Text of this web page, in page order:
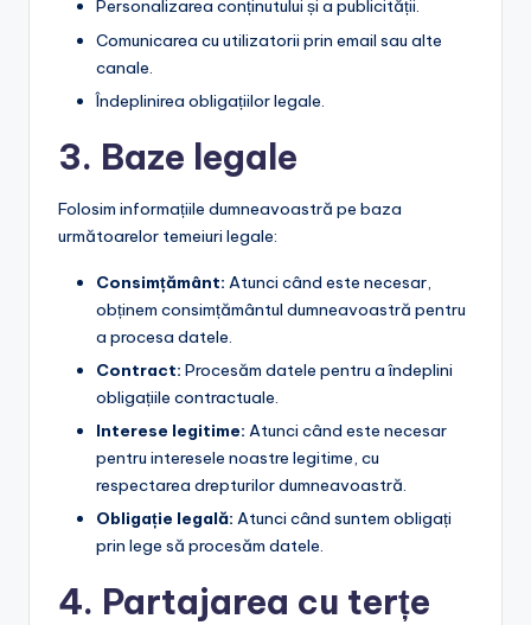
Personalizarea conținutului și a publicității.
Comunicarea cu utilizatorii prin email sau alte
canale.
Îndeplinirea obligațiilor legale.
3. Baze legale
Folosim informațiile dumneavoastră pe baza
următoarelor temeiuri legale:
Consimțământ: Atunci când este necesar,
obținem consimțământul dumneavoastră pentru
a procesa datele.
Contract: Procesăm datele pentru a îndeplini
obligațiile contractuale.
Interese legitime: Atunci când este necesar
pentru interesele noastre legitime, cu
respectarea drepturilor dumneavoastră.
Obligație legală: Atunci când suntem obligați
prin lege să procesăm datele.
4. Partajarea cu terțe